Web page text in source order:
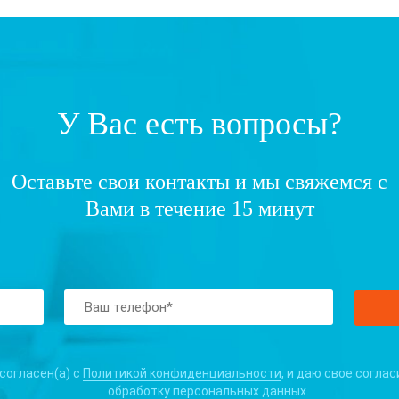
У Вас есть вопросы?
Оставьте свои контакты и мы свяжемся с
Вами в течение 15 минут
с Политикой конфиденциальности, и даю свое
обработку персональных данных.